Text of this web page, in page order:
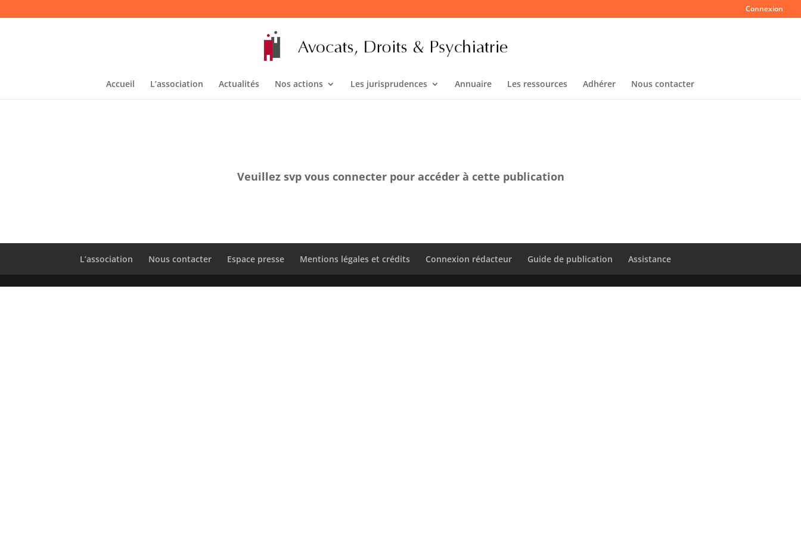
Connexion
Accueil L’association Actualités Nos actions Les jurisprudences Annuaire Les ressources Adhérer Nous contacter
Veuillez svp vous connecter pour accéder à cette publication
L’association Nous contacter Espace presse Mentions légales et crédits Connexion rédacteur Guide de publication Assistance